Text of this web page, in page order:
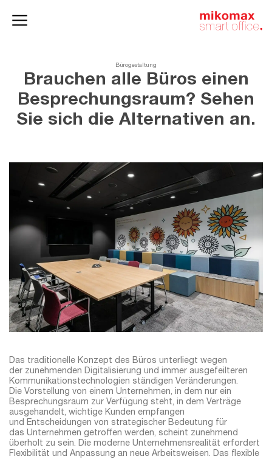
Bürogestaltung
Brauchen alle Büros einen
Besprechungsraum? Sehen
Sie sich die Alternativen an.
Das traditionelle Konzept des Büros unterliegt wegen
der zunehmenden Digitalisierung und immer ausgefeilteren
Kommunikationstechnologien ständigen Veränderungen.
Die Vorstellung von einem Unternehmen, in dem nur ein
Besprechungsraum zur Verfügung steht, in dem Verträge
ausgehandelt, wichtige Kunden empfangen
und Entscheidungen von strategischer Bedeutung für
das Unternehmen getroffen werden, scheint zunehmend
überholt zu sein. Die moderne Unternehmensrealität erfordert
Flexibilität und Anpassung an neue Arbeitsweisen. Das flexible